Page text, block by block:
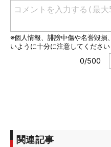
関連記事